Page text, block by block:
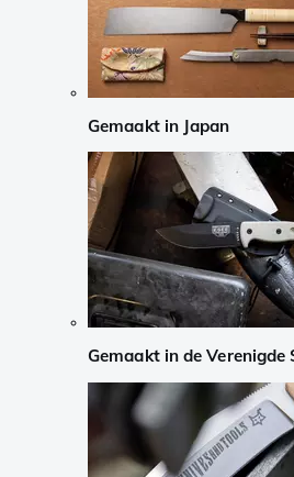
Gemaakt in Japan
Gemaakt in de Verenigde